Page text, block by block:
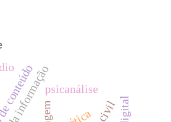
psicanálise